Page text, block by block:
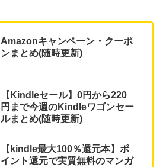
Amazonキャンペーン・クーポ
ンまとめ(随時更新)
【Kindleセール】0円から220
円まで今週のKindleワゴンセー
ルまとめ(随時更新)
【kindle最大100％還元本】ポ
イント還元で実質無料のマンガ